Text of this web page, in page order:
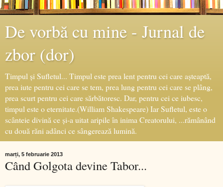
De vorbă cu mine - Jurnal de
zbor (dor)
Timpul şi Sufletul... Timpul este prea lent pentru cei care aşteaptă,
prea iute pentru cei care se tem, prea lung pentru cei care se plâng,
prea scurt pentru cei care sărbătoresc. Dar, pentru cei ce iubesc,
timpul este o eternitate.(William Shakespeare) Iar Sufletul, este o
scânteie divină ce şi-a uitat aripile în inima Creatorului, ...rămânând
cu două răni adânci ce sângerează lumină.
marți, 5 februarie 2013
Când Golgota devine Tabor...